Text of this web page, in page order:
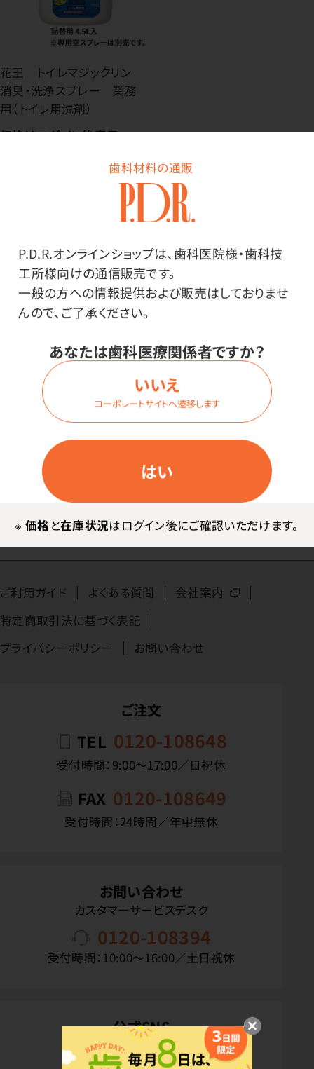
歯科材料の通販
P.D.R.オンラインショップは、歯科医院様・歯科技
工所様向けの通信販売です。
一般の方への情報提供および販売はしておりませ
んので、ご了承ください。
あなたは歯科医療関係者ですか？
はい
いいえ
コーポレートサイトへ遷移します
※ 価格と在庫状況はログイン後にご確認いただけます。
花王 トイレマジックリン
消臭・洗浄スプレー 業務
用（トイレ用洗剤）
価格はログイン後表示
商品
1
歯科関連用品
技工関連用品
アウトレット
無料サンプル
ご利用ガイド よくある質問
会社案内
特定商取引法に基づく表記
プライバシーポリシー
お問い合わせ
ご注文
TEL 0120-108648
受付時間：9:00〜17:00／日祝休
FAX 0120-108649
受付時間：24時間／年中無休
お問い合わせ
カスタマーサービスデスク
0120-108394
受付時間：10:00〜16:00／土日祝休
公式SNS